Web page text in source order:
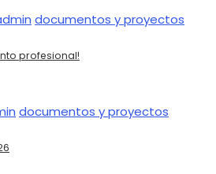
documentos y proyectos
profesional!
documentos y proyectos